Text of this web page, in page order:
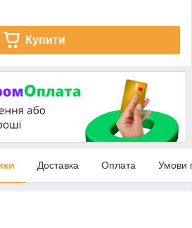
Купити
Доставка Оплата Умови